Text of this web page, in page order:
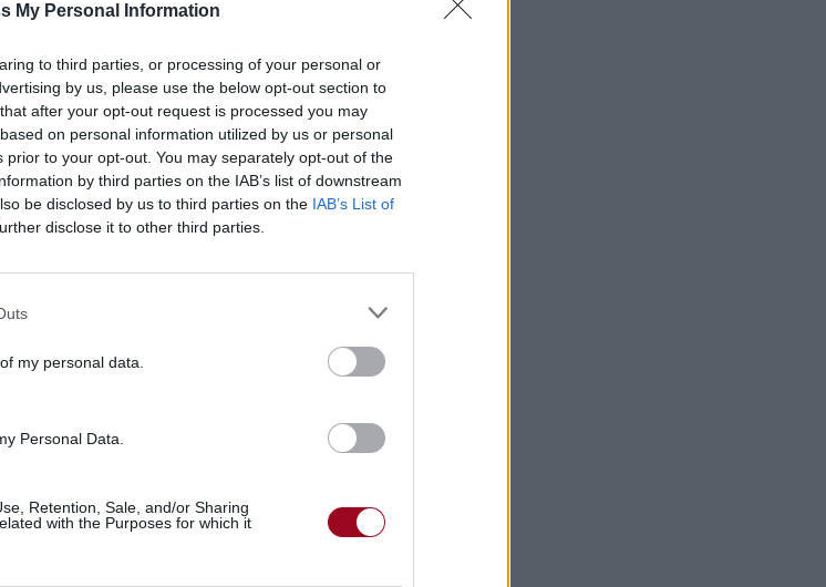
My Personal Information
to third parties, or processing of your personal or
by us, please use the below opt-out section to
after your opt-out request is processed you may
on personal information utilized by us or personal
to your opt-out. You may separately opt-out of the
by third parties on the IAB’s list of downstream
be disclosed by us to third parties on the IAB’s List of
disclose it to other third parties.
my personal data.
Personal Data.
Retention, Sale, and/or Sharing
with the Purposes for which it